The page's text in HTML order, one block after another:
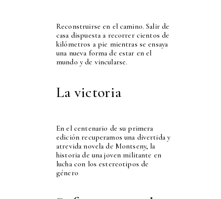
Reconstruirse en el camino. Salir de
casa dispuesta a recorrer cientos de
kilómetros a pie mientras se ensaya
una nueva forma de estar en el
mundo y de vincularse.
La victoria
En el centenario de su primera
edición recuperamos una divertida y
atrevida novela de Montseny, la
historia de una joven militante en
lucha con los estereotipos de
género